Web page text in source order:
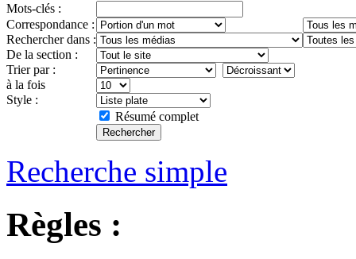
Mots-clés :
Correspondance :
Rechercher dans :
De la section :
Trier par :
à la fois
Style :
Résumé complet
Recherche simple
Règles :